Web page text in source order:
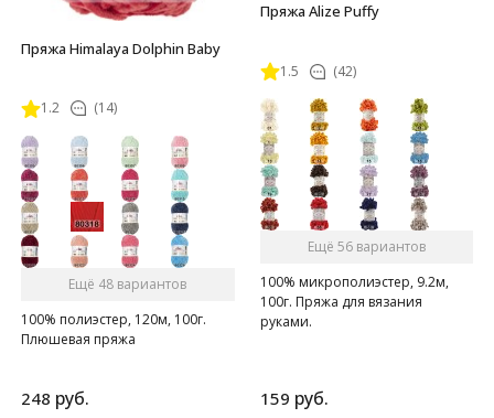
Пряжа Himalaya Dolphin Baby
1.2 (14)
Ещё 48 вариантов
100% полиэстер, 120м, 100г.
Плюшевая пряжа
248 руб.
Пряжа Alize Puffy
1.5 (42)
Ещё 56 вариантов
100% микрополиэстер, 9.2м,
100г. Пряжа для вязания
руками.
159 руб.